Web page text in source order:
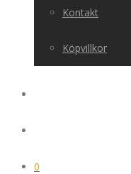
Kontakt
Köpvillkor
0